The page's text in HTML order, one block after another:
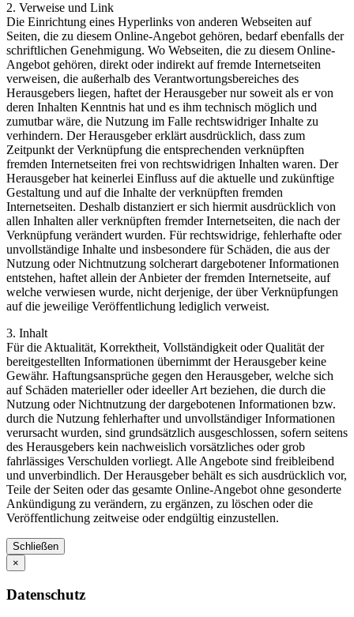
2. Verweise und Link
Die Einrichtung eines Hyperlinks von anderen Webseiten auf
Seiten, die zu diesem Online-Angebot gehören, bedarf ebenfalls der
schriftlichen Genehmigung. Wo Webseiten, die zu diesem Online-
Angebot gehören, direkt oder indirekt auf fremde Internetseiten
verweisen, die außerhalb des Verantwortungsbereiches des
Herausgebers liegen, haftet der Herausgeber nur soweit als er von
deren Inhalten Kenntnis hat und es ihm technisch möglich und
zumutbar wäre, die Nutzung im Falle rechtswidriger Inhalte zu
verhindern. Der Herausgeber erklärt ausdrücklich, dass zum
Zeitpunkt der Verknüpfung die entsprechenden verknüpften
fremden Internetseiten frei von rechtswidrigen Inhalten waren. Der
Herausgeber hat keinerlei Einfluss auf die aktuelle und zukünftige
Gestaltung und auf die Inhalte der verknüpften fremden
Internetseiten. Deshalb distanziert er sich hiermit ausdrücklich von
allen Inhalten aller verknüpften fremder Internetseiten, die nach der
Verknüpfung verändert wurden. Für rechtswidrige, fehlerhafte oder
unvollständige Inhalte und insbesondere für Schäden, die aus der
Nutzung oder Nichtnutzung solcherart dargebotener Informationen
entstehen, haftet allein der Anbieter der fremden Internetseite, auf
welche verwiesen wurde, nicht derjenige, der über Verknüpfungen
auf die jeweilige Veröffentlichung lediglich verweist.
3. Inhalt
Für die Aktualität, Korrektheit, Vollständigkeit oder Qualität der
bereitgestellten Informationen übernimmt der Herausgeber keine
Gewähr. Haftungsansprüche gegen den Herausgeber, welche sich
auf Schäden materieller oder ideeller Art beziehen, die durch die
Nutzung oder Nichtnutzung der dargebotenen Informationen bzw.
durch die Nutzung fehlerhafter und unvollständiger Informationen
verursacht wurden, sind grundsätzlich ausgeschlossen, sofern seitens
des Herausgebers kein nachweislich vorsätzliches oder grob
fahrlässiges Verschulden vorliegt. Alle Angebote sind freibleibend
und unverbindlich. Der Herausgeber behält es sich ausdrücklich vor,
Teile der Seiten oder das gesamte Online-Angebot ohne gesonderte
Ankündigung zu verändern, zu ergänzen, zu löschen oder die
Veröffentlichung zeitweise oder endgültig einzustellen.
Schließen
×
Datenschutz